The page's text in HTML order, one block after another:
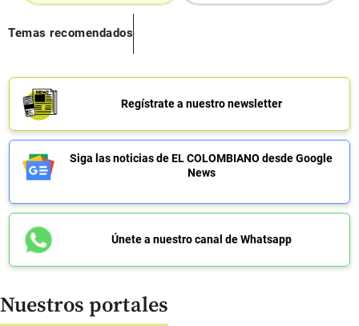
Temas recomendados
Regístrate a nuestro newsletter
Siga las noticias de EL COLOMBIANO desde Google
News
Únete a nuestro canal de Whatsapp
Nuestros portales